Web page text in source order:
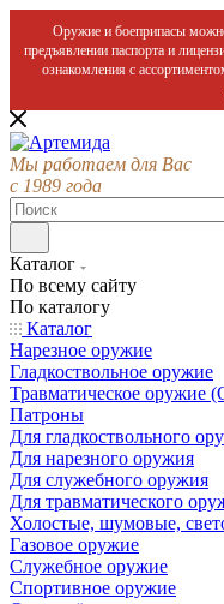
Оружие и боеприпасы
предъявлении паспорта и
ознакомления с
Мы работаем для Вас
с 1989 года
Каталог
По всему сайту
По каталогу
Каталог
Нарезное оружие
Гладкоствольное оружие
Травматическое
Патроны
Для гладкоствольного
Для нарезного оружия
Для служебного оружия
Для травматического
Холостые, шумовые,
Газовое оружие
Служебное оружие
Спортивное оружие